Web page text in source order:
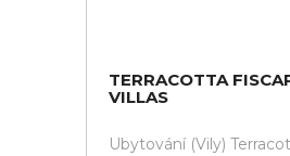
TERRACOTTA
VILLAS
Ubytování (Vily)